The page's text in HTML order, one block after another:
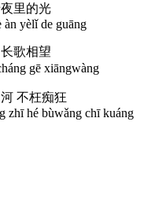
里的光
yèlǐ de guāng
歌相望
gē xiāngwàng
不枉痴狂
zhī hé bùwǎng chī kuáng